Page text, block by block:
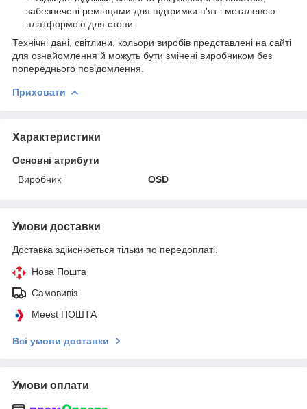
забезпечені ремінцями для підтримки п'ят і металевою
платформою для стопи
Технічні дані, світлини, кольори виробів представлені на сайті
для ознайомлення й можуть бути змінені виробником без
попереднього повідомлення.
Приховати
Характеристики
Основні атрибути
Виробник
ОSD
Умови доставки
Доставка здійснюється тільки по передоплаті.
Нова Пошта
Самовивіз
Meest ПОШТА
Всі умови доставки
Умови оплати